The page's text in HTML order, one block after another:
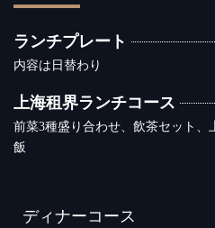
ランチプレート
内容は日替わり
上海租界ランチコース
前菜3種盛り合わせ、飲茶セット、
飯
ディナーコース